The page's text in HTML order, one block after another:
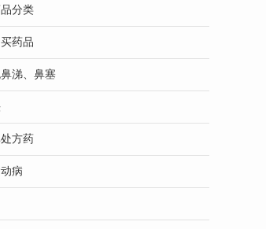
分类
药品
涕、鼻塞
方药
病